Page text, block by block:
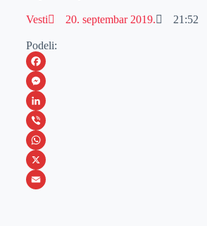
Vesti 20. septembar 2019. 21:52
Podeli:
F
a
c
e
b
o
M
e
s
s
e
L
i
n
k
V
i
b
W
h
X